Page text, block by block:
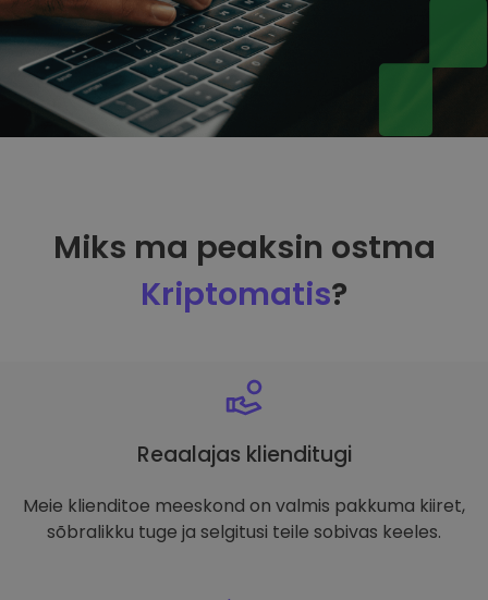
Miks ma peaksin ostma
Kriptomatis?
Reaalajas klienditugi
Meie klienditoe meeskond on valmis pakkuma kiiret,
sõbralikku tuge ja selgitusi teile sobivas keeles.